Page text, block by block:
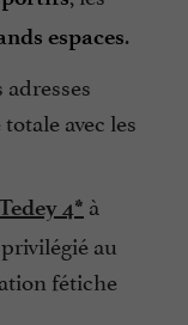
espaces.
avec les
4* à
au
fétiche